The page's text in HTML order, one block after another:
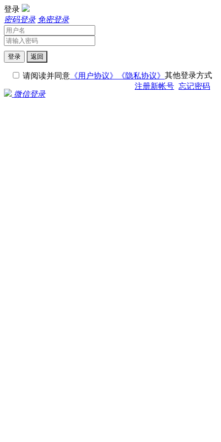
登录
密码登录 免密登录
登录 返回
请阅读并同意 《用户协议》
《隐私协议》
注册新帐号 忘记密码
其他登录方式
微信登录